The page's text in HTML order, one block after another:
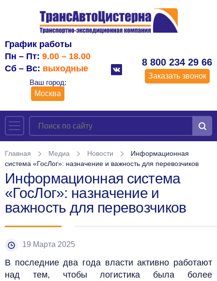
График работы
Пн – Пт: 9.00 – 18.00
Сб – Вс: выходные
Ваш город:
Москва
8 800 234 29 66
Заказать звонок
Главная Медиа Новости
Информационная
система «ГосЛог»: назначение и важность для перевозчиков
Информационная система
«ГосЛог»: назначение и
важность для перевозчиков
19 Марта 2025
В последние два года власти активно работают
над тем, чтобы логистика была более